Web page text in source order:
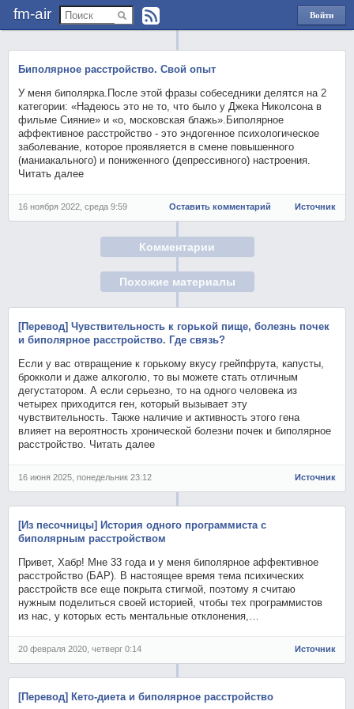
fm-air
Войти
через
Биполярное расстройство. Свой опыт
У меня биполярка.После этой фразы собеседники делятся на 2
категории: «Надеюсь это не то, что было у Джека Николсона в
фильме Сияние» и «о, московская блажь».Биполярное
аффективное расстройство - это эндогенное психологическое
заболевание, которое проявляется в смене повышенного
(маниакального) и пониженного (депрессивного) настроения.
Читать далее
16 ноября 2022, среда 9:59 Оставить комментарий Источник
Комментарии
Похожие материалы
[Перевод] Чувствительность к горькой пище, болезнь почек
и биполярное расстройство. Где связь?
Если у вас отвращение к горькому вкусу грейпфрута, капусты,
брокколи и даже алкоголю, то вы можете стать отличным
дегустатором. А если серьезно, то на одного человека из
четырех приходится ген, который вызывает эту
чувствительность. Также наличие и активность этого гена
влияет на вероятность хронической болезни почек и биполярное
расстройство. Читать далее
16 июня 2025, понедельник 23:12 Источник
[Из песочницы] История одного программиста с
биполярным расстройством
Привет, Хабр! Мне 33 года и у меня биполярное аффективное
расстройство (БАР). В настоящее время тема психических
расстройств все еще покрыта стигмой, поэтому я считаю
нужным поделиться своей историей, чтобы тех программистов
из нас, у которых есть ментальные отклонения,…
20 февраля 2020, четверг 0:14 Источник
[Перевод] Кето-диета и биполярное расстройство